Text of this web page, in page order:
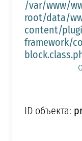
/var/www/
root/data/
content/
framework/
ID объекта: